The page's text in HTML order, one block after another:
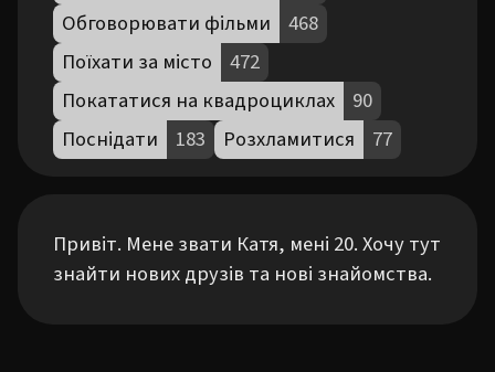
Обговорювати фільми
468
Поїхати за місто
472
Покататися на квадроциклах
90
Поснідати
183 Розхламитися 77
Привіт. Мене звати Катя, мені 20. Хочу тут
знайти нових друзів та нові знайомства.